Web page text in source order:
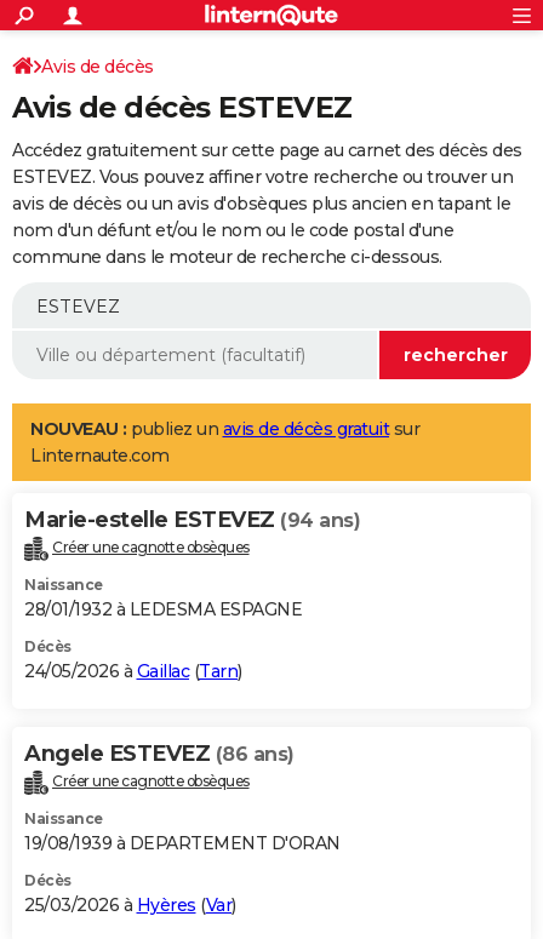
ACTUALITÉS
Politique
Société
Faits Divers
Education
Monde
Villes
+
SPORT
Coupe du monde 2026
Football
Tennis
Cyclisme
Rugby
Forum
Programme TV
TNT
Streaming
Cinéma
Sorties cinéma
Musique
+
FINANCE
Retraite
Epargne
Immobilier
Risques naturels par ville
Banque
Assurance
AUTO
Essais
Réserver un essai
Citadines
Berlines
SUV
Forum auto
+
Mobiles
Meilleur smartphone
Internet
Ordinateurs
Jeux vidéo
Guide high-tech
Aménagement intérieur
LIFESTYLE
Art de vivre
Bien-être
Loisirs
Mode
Modes de vie
Alimentation
Guide de la santé
Maladies
Médicaments
Sommeil
VOYAGE
Destinations
City break
Voyage nature
Voyage de noces
Forum
Climat
+PHOTO
GUIDES D'ACHAT
BONS PLANS
Carte de Noël
Carte Bonne année
Carte Saint-Valentin
Carte Pâques
Carte d'anniversaire
DICTIONNAIRE
Dictionnaire
Biographies
Citations
Expressions
Proverbes
PROGRAMME TV
S'inscrire
Se connecter
Lycées
Collèges
Primaires
Universités
Entreprises
Service militaire
Avis de recherche
AVIS DE DÉCÈS
Avis de décès
Avis de décès ESTEVEZ
Accédez gratuitement sur cette page au carnet des décès des
ESTEVEZ. Vous pouvez affiner votre recherche ou trouver un
avis de décès ou un avis d'obsèques plus ancien en tapant le
nom d'un défunt et/ou le nom ou le code postal d'une
commune dans le moteur de recherche ci-dessous.
NOUVEAU : publiez un avis de décès gratuitsur
Linternaute.com
Marie-estelle ESTEVEZ (94 ans)
Créer une cagnotte obsèques
Naissance
28/01/1932 à LEDESMA ESPAGNE
Décès
24/05/2026 à Gaillac(Tarn)
Angele ESTEVEZ (86 ans)
Créer une cagnotte obsèques
Naissance
19/08/1939 à DEPARTEMENT D'ORAN
Décès
25/03/2026 à Hyères (Var)